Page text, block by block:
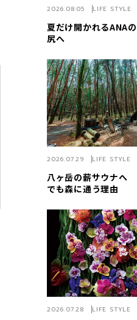
夏だけ開かれるANA
尻へ
2026.08.05 LIFE STYLE
八ヶ岳の薪サウナへ
でも森に通う理由
2026.07.29 LIFE STYLE
2026.07.28 LIFE STYLE